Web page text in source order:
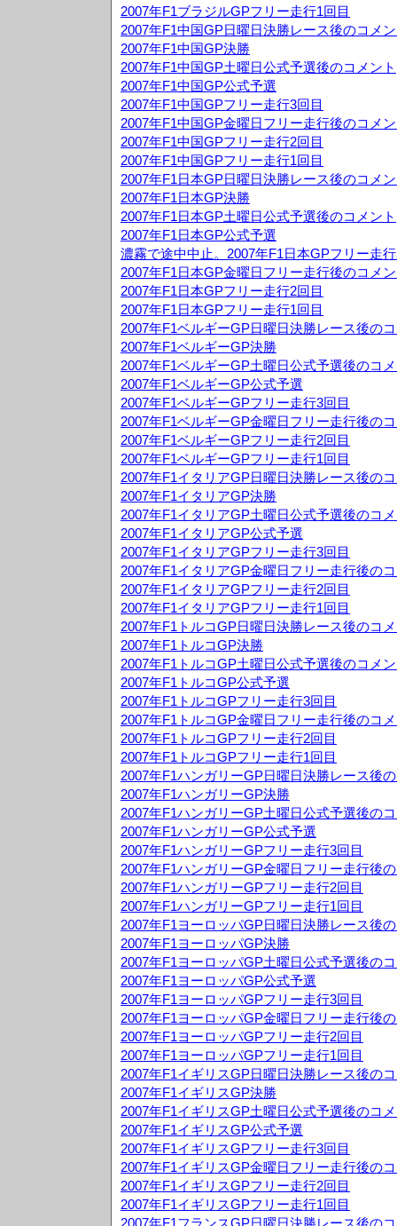
2007年F1ブラジルGPフリー走行1回目
2007年F1中国GP日曜日決勝レース後のコメ
2007年F1中国GP決勝
2007年F1中国GP土曜日公式予選後のコメント
2007年F1中国GP公式予選
2007年F1中国GPフリー走行3回目
2007年F1中国GP金曜日フリー走行後のコメ
2007年F1中国GPフリー走行2回目
2007年F1中国GPフリー走行1回目
2007年F1日本GP日曜日決勝レース後のコメ
2007年F1日本GP決勝
2007年F1日本GP土曜日公式予選後のコメント
2007年F1日本GP公式予選
濃霧で途中中止。2007年F1日本GPフリー走
2007年F1日本GP金曜日フリー走行後のコメ
2007年F1日本GPフリー走行2回目
2007年F1日本GPフリー走行1回目
2007年F1ベルギーGP日曜日決勝レース後の
2007年F1ベルギーGP決勝
2007年F1ベルギーGP土曜日公式予選後のコ
2007年F1ベルギーGP公式予選
2007年F1ベルギーGPフリー走行3回目
2007年F1ベルギーGP金曜日フリー走行後の
2007年F1ベルギーGPフリー走行2回目
2007年F1ベルギーGPフリー走行1回目
2007年F1イタリアGP日曜日決勝レース後の
2007年F1イタリアGP決勝
2007年F1イタリアGP土曜日公式予選後のコ
2007年F1イタリアGP公式予選
2007年F1イタリアGPフリー走行3回目
2007年F1イタリアGP金曜日フリー走行後の
2007年F1イタリアGPフリー走行2回目
2007年F1イタリアGPフリー走行1回目
2007年F1トルコGP日曜日決勝レース後のコ
2007年F1トルコGP決勝
2007年F1トルコGP土曜日公式予選後のコメ
2007年F1トルコGP公式予選
2007年F1トルコGPフリー走行3回目
2007年F1トルコGP金曜日フリー走行後のコ
2007年F1トルコGPフリー走行2回目
2007年F1トルコGPフリー走行1回目
2007年F1ハンガリーGP日曜日決勝レース後
2007年F1ハンガリーGP決勝
2007年F1ハンガリーGP土曜日公式予選後の
2007年F1ハンガリーGP公式予選
2007年F1ハンガリーGPフリー走行3回目
2007年F1ハンガリーGP金曜日フリー走行後
2007年F1ハンガリーGPフリー走行2回目
2007年F1ハンガリーGPフリー走行1回目
2007年F1ヨーロッパGP日曜日決勝レース後
2007年F1ヨーロッパGP決勝
2007年F1ヨーロッパGP土曜日公式予選後の
2007年F1ヨーロッパGP公式予選
2007年F1ヨーロッパGPフリー走行3回目
2007年F1ヨーロッパGP金曜日フリー走行後
2007年F1ヨーロッパGPフリー走行2回目
2007年F1ヨーロッパGPフリー走行1回目
2007年F1イギリスGP日曜日決勝レース後の
2007年F1イギリスGP決勝
2007年F1イギリスGP土曜日公式予選後のコ
2007年F1イギリスGP公式予選
2007年F1イギリスGPフリー走行3回目
2007年F1イギリスGP金曜日フリー走行後の
2007年F1イギリスGPフリー走行2回目
2007年F1イギリスGPフリー走行1回目
2007年F1フランスGP日曜日決勝レース後の